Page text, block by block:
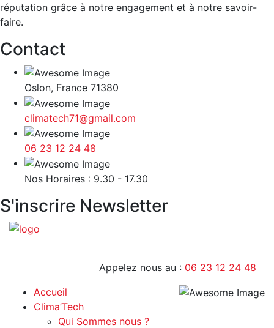
réputation grâce à notre engagement et à notre savoir-
faire.
Contact
Oslon, France 71380
climatech71@gmail.com
06 23 12 24 48
Nos Horaires : 9.30 - 17.30
S'inscrire Newsletter
Appelez nous au : 06 23 12 24 48
Accueil
Clima’Tech
Qui Sommes nous ?